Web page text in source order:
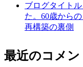
ブログタイト
た。60歳から
再構築の裏側
最近のコメン